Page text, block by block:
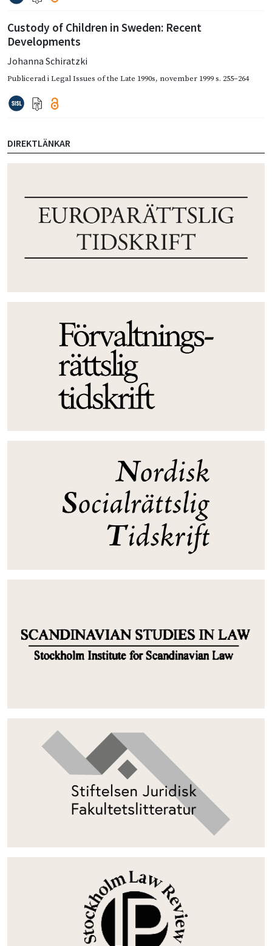
Custody of Children in Sweden: Recent
Developments
Johanna Schiratzki
Publicerad iLegal Issues of the Late 1990s, november 1999s. 255–264
DIREKTLÄNKAR